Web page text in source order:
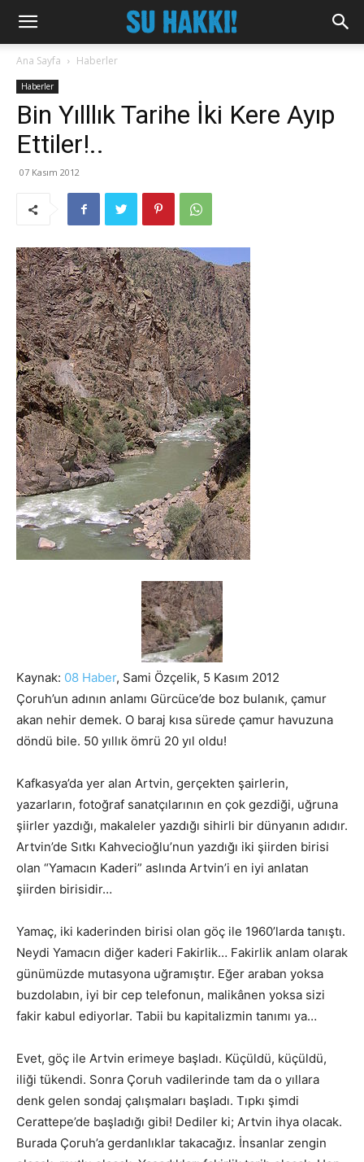
Ana Sayfa Haberler
Haberler
Bin Yılllık Tarihe İki Kere Ayıp
Ettiler!..
07 Kasım 2012
Kaynak: 08 Haber, Sami Özçelik, 5 Kasım 2012
Çoruh’un adının anlamı Gürcüce’de boz bulanık, çamur
akan nehir demek. O baraj kısa sürede çamur havuzuna
döndü bile. 50 yıllık ömrü 20 yıl oldu!
Kafkasya’da yer alan Artvin, gerçekten şairlerin,
yazarların, fotoğraf sanatçılarının en çok gezdiği, uğruna
şiirler yazdığı, makaleler yazdığı sihirli bir dünyanın adıdır.
Artvin’de Sıtkı Kahvecioğlu’nun yazdığı iki şiirden birisi
olan “Yamacın Kaderi” aslında Artvin’i en iyi anlatan
şiirden birisidir…
Yamaç, iki kaderinden birisi olan göç ile 1960’larda tanıştı.
Neydi Yamacın diğer kaderi Fakirlik… Fakirlik anlam olarak
günümüzde mutasyona uğramıştır. Eğer araban yoksa
buzdolabın, iyi bir cep telefonun, malikânen yoksa sizi
fakir kabul ediyorlar. Tabii bu kapitalizmin tanımı ya…
Evet, göç ile Artvin erimeye başladı. Küçüldü, küçüldü,
iliği tükendi. Sonra Çoruh vadilerinde tam da o yıllara
denk gelen sondaj çalışmaları başladı. Tıpkı şimdi
Cerattepe’de başladığı gibi! Dediler ki; Artvin ihya olacak.
Burada Çoruh’a gerdanlıklar takacağız. İnsanlar zengin